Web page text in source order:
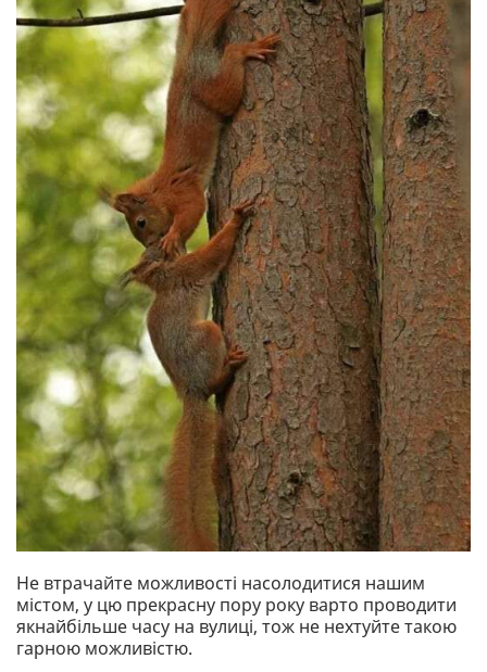
Не втрачайте можливості насолодитися нашим
містом, у цю прекрасну пору року варто проводити
якнайбільше часу на вулиці, тож не нехтуйте такою
гарною можливістю.